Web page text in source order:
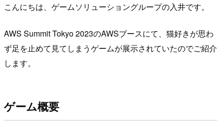
こんにちは、ゲームソリューショングループの入井です。
AWS Summit Tokyo 2023のAWSブースにて、猫好きが思わ
ず足を止めて見てしまうゲームが展示されていたのでご紹介
します。
ゲーム概要